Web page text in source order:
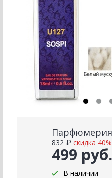
Парфюмерия
499 руб.
832 ₽ скидка 40%
В наличии